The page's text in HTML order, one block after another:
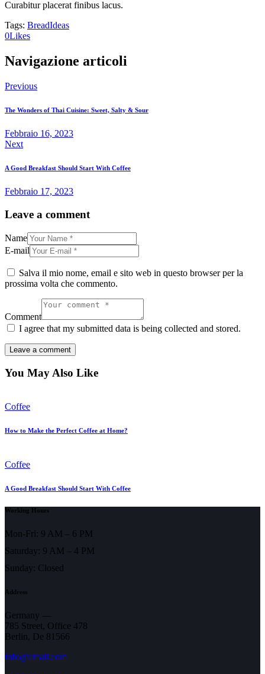
Curabitur placerat finibus lacus.
Tags: BreadIdeas
0Likes
Navigazione articoli
Previous
The Wonders of Thai Cuisine: Sweet, Salty & Sour
Febbraio 16, 2023
Next
A Good Breakfast Should Start With Coffee
Febbraio 17, 2023
Leave a comment
Name
E-mail
Salva il mio nome, email e sito web in questo browser per la
prossima volta che commento.
Comment
I agree that my submitted data is being collected and stored.
You May Also Like
Coffee
How to Make the Perfect Coffee at Home?
Coffee
A Good Breakfast Should Start With Coffee
Working Hours
Mon-Fri: 9 AM – 6 PM
Saturday: 9 AM – 4 PM
Sunday: Closed
Address
Germany —
785 Street, Office 478
Berlin, De 81566
info@email.com